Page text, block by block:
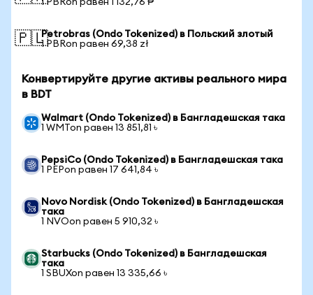
1 PBRon равен 1 132,76 ₱
🇵🇱Petrobras (Ondo Tokenized) в Польский злотый
1 PBRon равен 69,38 zł
Конвертируйте другие активы реального мира
в BDT
Walmart (Ondo Tokenized) в Бангладешская така
1 WMTon равен 13 851,81 ৳
PepsiCo (Ondo Tokenized) в Бангладешская така
1 PEPon равен 17 641,84 ৳
Novo Nordisk (Ondo Tokenized) в Бангладешская
така
1 NVOon равен 5 910,32 ৳
Starbucks (Ondo Tokenized) в Бангладешская
така
1 SBUXon равен 13 335,66 ৳